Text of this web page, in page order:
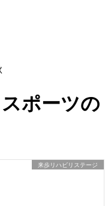
ポーツの
来歩リハビリステージ